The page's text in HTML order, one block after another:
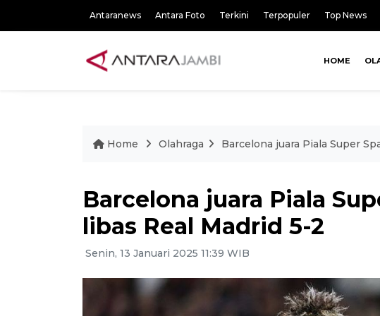
Antaranews Antara Foto Terkini Terpopuler Top News
HOME
Home Olahraga Barcelona juara Piala Super
Barcelona juara Piala
libas Real Madrid 5-2
Senin, 13 Januari 2025 11:39 WIB